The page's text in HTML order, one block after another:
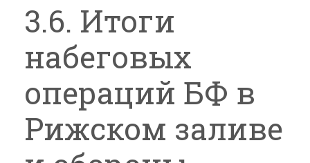
3.6. Итоги
набеговых
операций БФ в
Рижском заливе